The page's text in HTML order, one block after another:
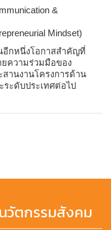
&
Mindset)
อีกหนึ่งโอกาสสำคัญที่
ความร่วมมือของ
สานงานโครงการด้าน
ะดับประเทศต่อไป
วัตกรรมสังคม